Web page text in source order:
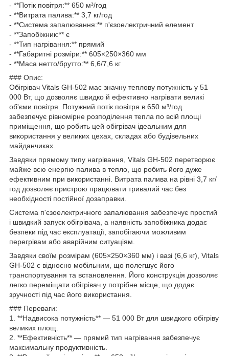
- **Потік повітря:** 650 м³/год
- **Витрата палива:** 3,7 кг/год
- **Система запалювання:** п'єзоелектричний елемент
- **Запобіжник:** є
- **Тип нагрівання:** прямий
- **Габаритні розміри:** 605×250×360 мм
- **Маса нетто/брутто:** 6,6/7,6 кг
### Опис:
Обігрівач Vitals GH-502 має значну теплову потужність у 51
000 Вт, що дозволяє швидко й ефективно нагрівати великі
об'єми повітря. Потужний потік повітря в 650 м³/год
забезпечує рівномірне розподілення тепла по всій площі
приміщення, що робить цей обігрівач ідеальним для
використання у великих цехах, складах або будівельних
майданчиках.
Завдяки прямому типу нагрівання, Vitals GH-502 перетворює
майже всю енергію палива в тепло, що робить його дуже
ефективним при використанні. Витрата палива на рівні 3,7 кг/
год дозволяє пристрою працювати тривалий час без
необхідності постійної дозаправки.
Система п'єзоелектричного запалювання забезпечує простий
і швидкий запуск обігрівача, а наявність запобіжника додає
безпеки під час експлуатації, запобігаючи можливим
перегрівам або аварійним ситуаціям.
Завдяки своїм розмірам (605×250×360 мм) і вазі (6,6 кг), Vitals
GH-502 є відносно мобільним, що полегшує його
транспортування та встановлення. Його конструкція дозволяє
легко переміщати обігрівач у потрібне місце, що додає
зручності під час його використання.
### Переваги:
1. **Надвисока потужність** — 51 000 Вт для швидкого обігріву
великих площ.
2. **Ефективність** — прямий тип нагрівання забезпечує
максимальну продуктивність.